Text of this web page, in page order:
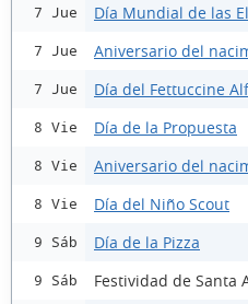
7 Jue Día Mundial de las
7 Jue Aniversario del
7 Jue Día del Fettuccine
8 Vie Día de la Propuesta
8 Vie Aniversario del
8 Vie Día del Niño Scout
9 Sáb Día de la Pizza
9 Sáb Festividad de Santa